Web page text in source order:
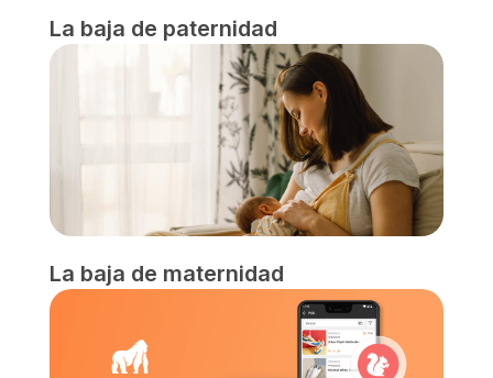
La baja de paternidad
La baja de maternidad